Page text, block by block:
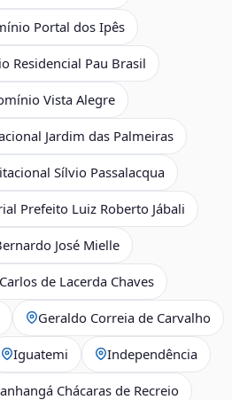
Portal dos Ipês
Residencial Pau Brasil
Vista Alegre
Jardim das Palmeiras
Sílvio Passalacqua
Prefeito Luiz Roberto Jábali
José Mielle
de Lacerda Chaves
Geraldo Correia de Carvalho
Iguatemi Independência
Chácaras de Recreio